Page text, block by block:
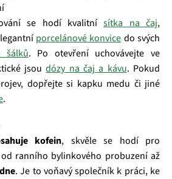
se hodí kvalitnísítka na čaj,
porcelánové konvice do svých
šálků. Po otevření uchovávejte ve
jsoudózy na čaj a kávu. Pokud
dopřejte si kapku medu či jiné
.
kofein, skvěle se hodí pro
ranního bylinkového probuzení až
. Je to voňavý společník k práci, ke